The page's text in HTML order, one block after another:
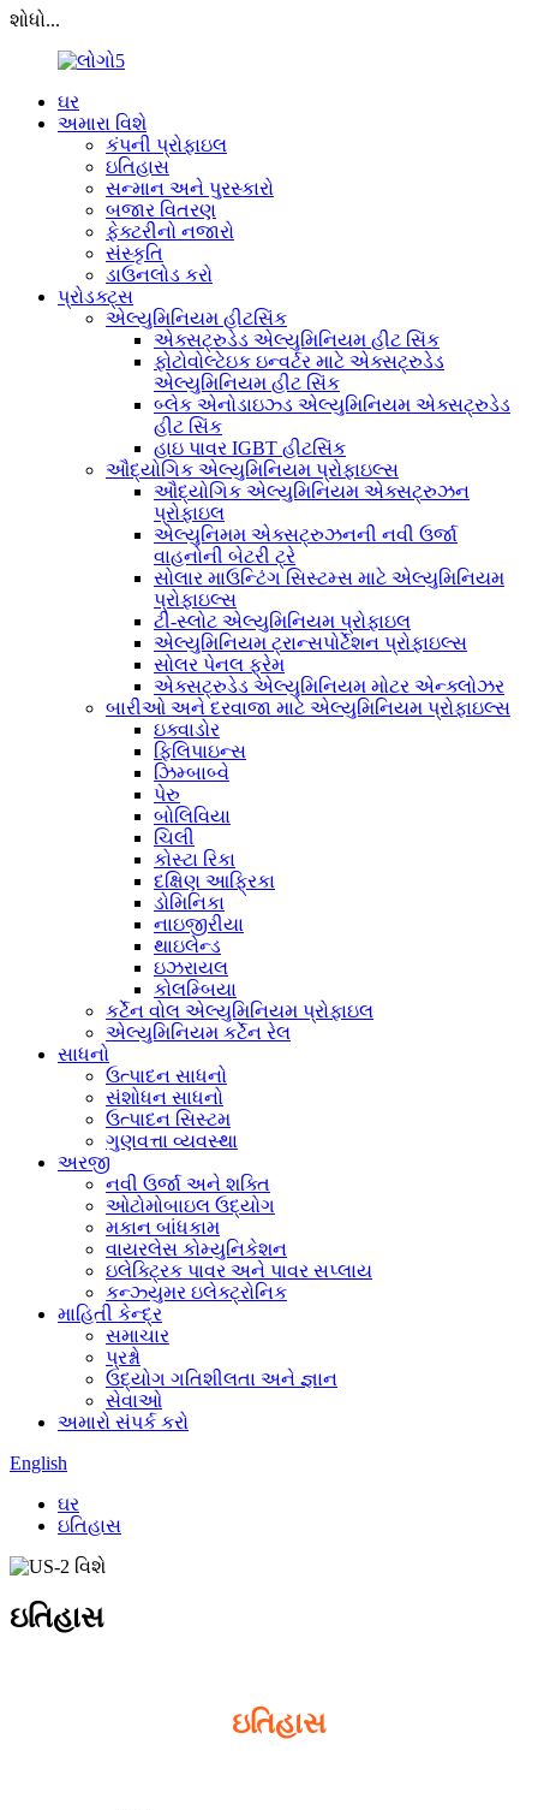
શોધો...
ઘર
અમારા વિશે
કંપની પ્રોફાઇલ
ઇતિહાસ
સન્માન અને પુરસ્કારો
બજાર વિતરણ
ફેક્ટરીનો નજારો
સંસ્કૃતિ
ડાઉનલોડ કરો
પ્રોડક્ટ્સ
એલ્યુમિનિયમ હીટસિંક
એક્સટ્રુડેડ એલ્યુમિનિયમ હીટ સિંક
ફોટોવોલ્ટેઇક ઇન્વર્ટર માટે એક્સટ્રુડેડ
એલ્યુમિનિયમ હીટ સિંક
બ્લેક એનોડાઇઝ્ડ એલ્યુમિનિયમ એક્સટ્રુડેડ
હીટ સિંક
હાઇ પાવર IGBT હીટસિંક
ઔદ્યોગિક એલ્યુમિનિયમ પ્રોફાઇલ્સ
ઔદ્યોગિક એલ્યુમિનિયમ એક્સટ્રુઝન
પ્રોફાઇલ
એલ્યુનિમમ એક્સટ્રુઝનની નવી ઉર્જા
વાહનોની બેટરી ટ્રે
સોલાર માઉન્ટિંગ સિસ્ટમ્સ માટે એલ્યુમિનિયમ
પ્રોફાઇલ્સ
ટી-સ્લોટ એલ્યુમિનિયમ પ્રોફાઇલ
એલ્યુમિનિયમ ટ્રાન્સપોર્ટેશન પ્રોફાઇલ્સ
સોલર પેનલ ફ્રેમ
એક્સટ્રુડેડ એલ્યુમિનિયમ મોટર એન્ક્લોઝર
બારીઓ અને દરવાજા માટે એલ્યુમિનિયમ પ્રોફાઇલ્સ
ઇક્વાડોર
ફિલિપાઇન્સ
ઝિમ્બાબ્વે
પેરુ
બોલિવિયા
ચિલી
કોસ્ટા રિકા
દક્ષિણ આફ્રિકા
ડોમિનિકા
નાઇજીરીયા
થાઇલેન્ડ
ઇઝરાયલ
કોલમ્બિયા
કર્ટેન વોલ એલ્યુમિનિયમ પ્રોફાઇલ
એલ્યુમિનિયમ કર્ટેન રેલ
સાધનો
ઉત્પાદન સાધનો
સંશોધન સાધનો
ઉત્પાદન સિસ્ટમ
ગુણવત્તા વ્યવસ્થા
અરજી
નવી ઉર્જા અને શક્તિ
ઓટોમોબાઇલ ઉદ્યોગ
મકાન બાંધકામ
વાયરલેસ કોમ્યુનિકેશન
ઇલેક્ટ્રિક પાવર અને પાવર સપ્લાય
કન્ઝ્યુમર ઇલેક્ટ્રોનિક
માહિતી કેન્દ્ર
સમાચાર
પ્રશ્નો
ઉદ્યોગ ગતિશીલતા અને જ્ઞાન
સેવાઓ
અમારો સંપર્ક કરો
English
ઘર
ઇતિહાસ
ઇતિહાસ
ઇતિહાસ